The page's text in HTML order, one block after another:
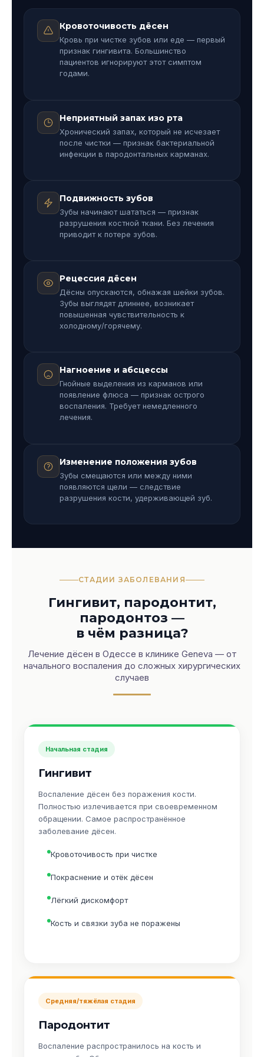
Кровоточивость дёсен
Кровь при чистке зубов или еде — первый
признак гингивита. Большинство
пациентов игнорируют этот симптом
годами.
Неприятный запах изо рта
Хронический запах, который не исчезает
после чистки — признак бактериальной
инфекции в пародонтальных карманах.
Подвижность зубов
Зубы начинают шататься — признак
разрушения костной ткани. Без лечения
приводит к потере зубов.
Рецессия дёсен
Дёсны опускаются, обнажая шейки зубов.
Зубы выглядят длиннее, возникает
повышенная чувствительность к
холодному/горячему.
Нагноение и абсцессы
Гнойные выделения из карманов или
появление флюса — признак острого
воспаления. Требует немедленного
лечения.
Изменение положения зубов
Зубы смещаются или между ними
появляются щели — следствие
разрушения кости, удерживающей зуб.
СТАДИИ ЗАБОЛЕВАНИЯ
Гингивит, пародонтит,
пародонтоз —
в чём разница?
Лечение дёсен в Одессе в клинике Geneva — от
начального воспаления до сложных хирургических
случаев
Начальная стадия
Гингивит
Воспаление дёсен без поражения кости.
Полностью излечивается при своевременном
обращении. Самое распространённое
заболевание дёсен.
Кровоточивость при чистке
Покраснение и отёк дёсен
Лёгкий дискомфорт
Кость и связки зуба не поражены
Средняя/тяжёлая стадия
Пародонтит
Воспаление распространилось на кость и